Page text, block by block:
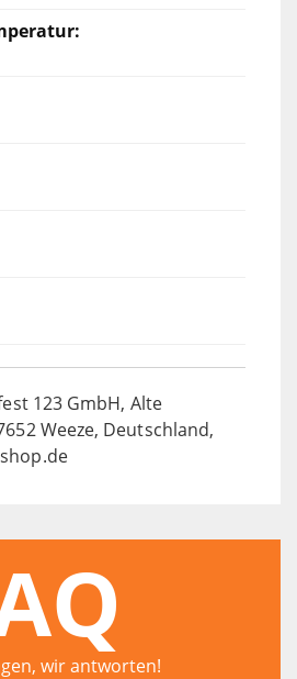
123 GmbH, Alte
Weeze, Deutschland,
wir antworten!